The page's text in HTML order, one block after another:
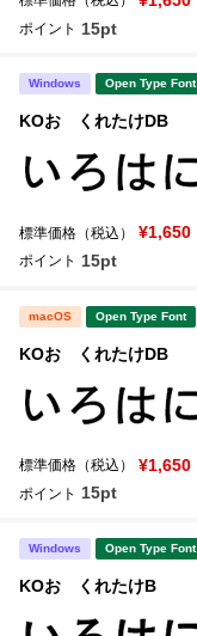
ポイント 15pt
Windows Open Type Font
KOおゝくれたけDB
標準価格（税込） ¥1,650
ポイント 15pt
macOS Open Type Font
KOおゝくれたけDB
標準価格（税込） ¥1,650
ポイント 15pt
Windows Open Type Font
KOおゝくれたけB